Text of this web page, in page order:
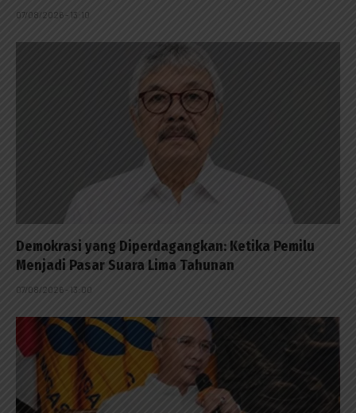
07/08/2026 - 13:10
Demokrasi yang Diperdagangkan: Ketika Pemilu
Menjadi Pasar Suara Lima Tahunan
07/08/2026 - 13:00